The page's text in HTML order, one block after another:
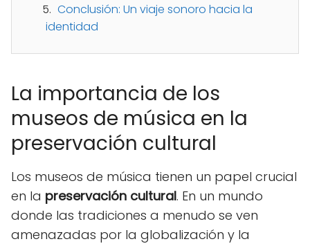
Conclusión: Un viaje sonoro hacia la
identidad
La importancia de los
museos de música en la
preservación cultural
Los museos de música tienen un papel crucial
en la preservación cultural. En un mundo
donde las tradiciones a menudo se ven
amenazadas por la globalización y la